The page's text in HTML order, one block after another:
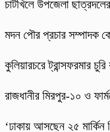
চাটখিলে উপজেলা
মদন পৌর প্রচার সম্পাদক
কুলিয়ারচরে ট্রান্সফরমার
রাজধানীর মিরপুর-১০ ও
‘ঢাকায় আসছেন ২৫ মার্কিন